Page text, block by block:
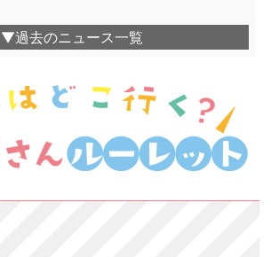
▼過去のニュース一覧